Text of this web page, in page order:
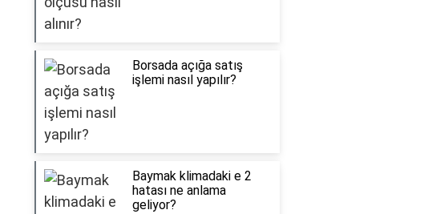
Borsada açığa satış
işlemi nasıl yapılır?
Baymak klimadaki e 2
hatası ne anlama
geliyor?